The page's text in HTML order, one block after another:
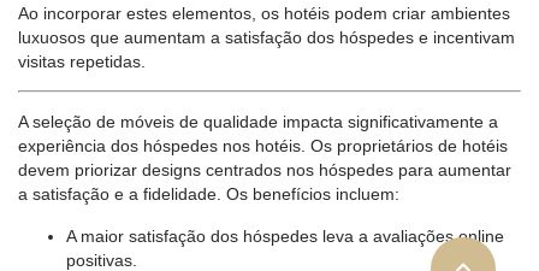
Ao incorporar estes elementos, os hotéis podem criar ambientes
luxuosos que aumentam a satisfação dos hóspedes e incentivam
visitas repetidas.
A seleção de móveis de qualidade impacta significativamente a
experiência dos hóspedes nos hotéis. Os proprietários de hotéis
devem priorizar designs centrados nos hóspedes para aumentar
a satisfação e a fidelidade. Os benefícios incluem:
A maior satisfação dos hóspedes leva a avaliações online
positivas.